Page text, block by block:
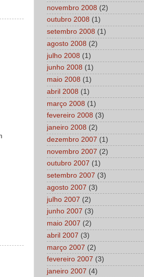
novembro 2008 (2)
outubro 2008 (1)
setembro 2008 (1)
agosto 2008 (2)
julho 2008 (1)
junho 2008 (1)
maio 2008 (1)
abril 2008 (1)
março 2008 (1)
fevereiro 2008 (3)
janeiro 2008 (2)
dezembro 2007 (1)
novembro 2007 (2)
outubro 2007 (1)
setembro 2007 (3)
agosto 2007 (3)
julho 2007 (2)
junho 2007 (3)
maio 2007 (2)
abril 2007 (3)
março 2007 (2)
fevereiro 2007 (3)
janeiro 2007 (4)